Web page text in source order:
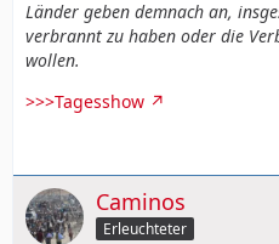
Länder geben demnach an,
verbrannt zu haben oder die
wollen.
>>>Tagesshow
Caminos
Erleuchteter